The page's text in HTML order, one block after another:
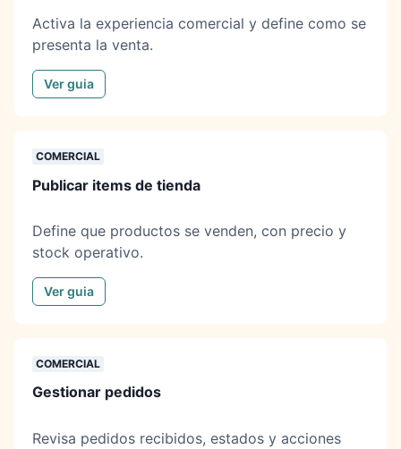
Activa la experiencia comercial y define como se
presenta la venta.
Ver guia
COMERCIAL
Publicar items de tienda
Define que productos se venden, con precio y
stock operativo.
Ver guia
COMERCIAL
Gestionar pedidos
Revisa pedidos recibidos, estados y acciones